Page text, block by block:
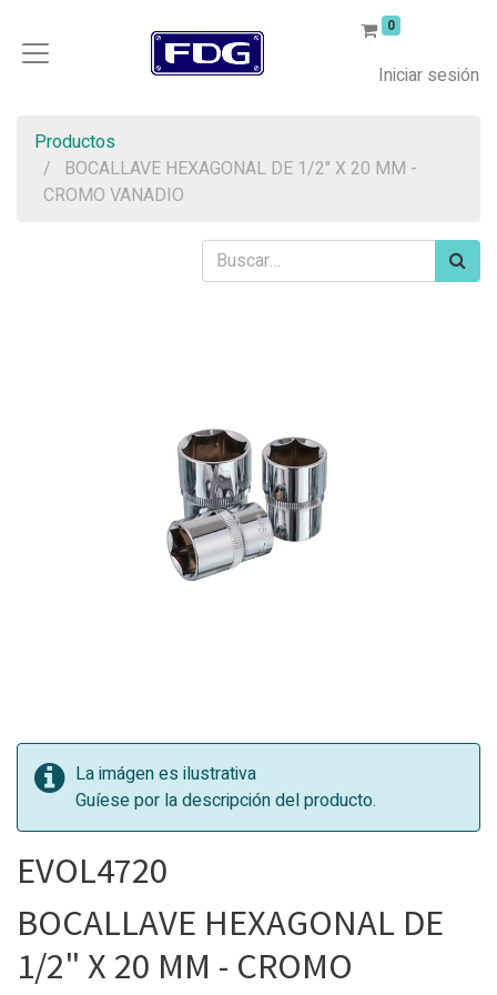
0
Iniciar sesión
Productos
BOCALLAVE HEXAGONAL DE 1/2" X 20 MM -
CROMO VANADIO
La imágen es ilustrativa
Guíese por la descripción del producto.
EVOL4720
BOCALLAVE HEXAGONAL DE
1/2" X 20 MM - CROMO